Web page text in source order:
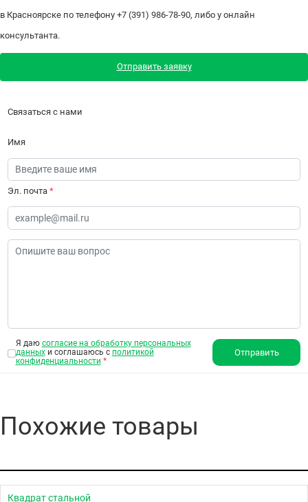
в Красноярске по телефону +7 (391) 986-78-90, либо у онлайн
консультанта.
Отправить заявку
Связаться с нами
Имя
Эл. почта *
Я даю согласие на обработку персональных
данныхи соглашаюсь с политикой
конфиденциальности *
Отправить
Похожие товары
Квадрат стальной